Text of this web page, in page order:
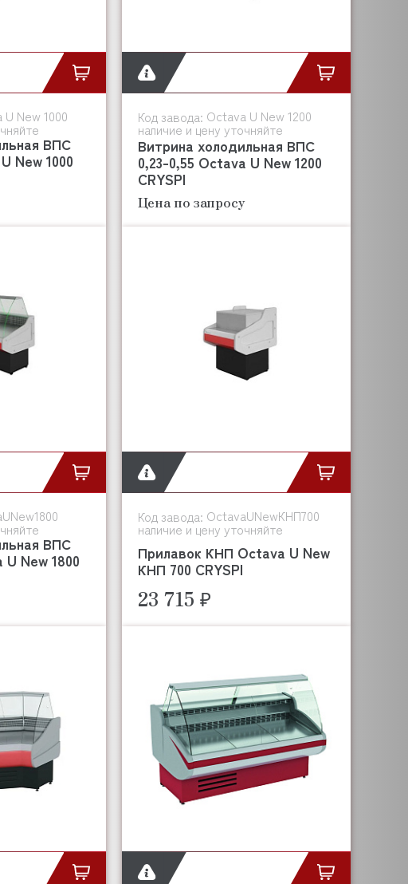
New 1000
ВПС
New 1000
Код завода: Octava U New 1200
наличие и цену уточняйте
Витрина холодильная ВПС
0,23-0,55 Octava U New 1200
CRYSPI
Цена по запросу
ВПС
New 1800
Код завода: OctavaUNewКНП700
наличие и цену уточняйте
Прилавок КНП Octava U New
КНП 700 CRYSPI
23 715 ₽